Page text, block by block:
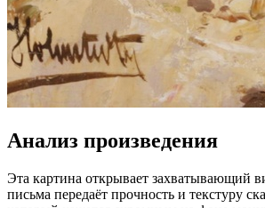
Анализ произведения
Эта картина открывает захватывающий
письма передаёт прочность и текстуру